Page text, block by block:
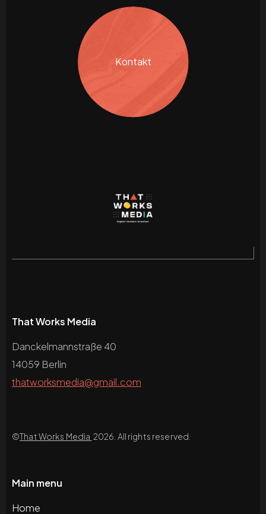
Kontakt
That Works Media
Danckelmannstraße 40
14059 Berlin
thatworksmedia@gmail.com
©That Works Media 2026. All rights reserved.
Main menu
Home